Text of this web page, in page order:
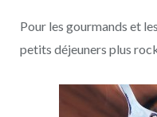
Pour les gourmands et
petits déjeuners plus